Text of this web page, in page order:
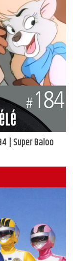
| Super Baloo